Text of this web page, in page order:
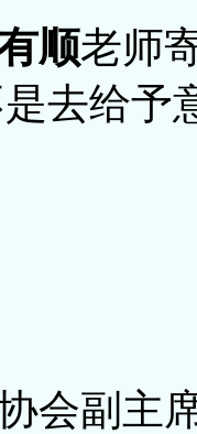
顺老师
去给予
会副主